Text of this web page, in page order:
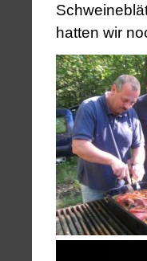
hatten wir